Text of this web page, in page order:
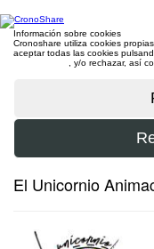
Información sobre cookies
Cronoshare utiliza cookies
aceptar todas las cookies
, y/o rechazar, así
El Unicornio